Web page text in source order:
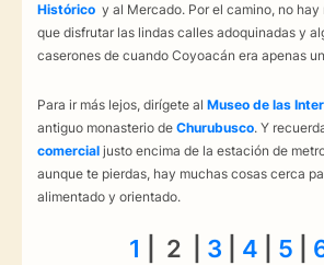
Histórico y al Mercado. Por el camino, no
que disfrutar las lindas calles adoquinadas y
caserones de cuando Coyoacán era apenas
Para ir más lejos, dirígete al Museo de las
antiguo monasterio de Churubusco. Y
comercial justo encima de la estación de
aunque te pierdas, hay muchas cosas cerca
alimentado y orientado.
1 | 2 | 3 4 5